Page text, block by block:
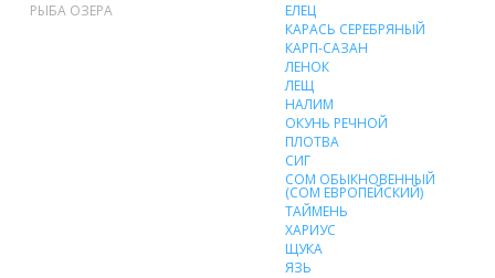
РЫБА ОЗЕРА
ЕЛЕЦ
КАРАСЬ СЕРЕБРЯНЫЙ
КАРП-САЗАН
ЛЕНОК
ЛЕЩ
НАЛИМ
ОКУНЬ РЕЧНОЙ
ПЛОТВА
СИГ
СОМ ОБЫКНОВЕННЫЙ
(СОМ ЕВРОПЕЙСКИЙ)
ТАЙМЕНЬ
ХАРИУС
ЩУКА
ЯЗЬ